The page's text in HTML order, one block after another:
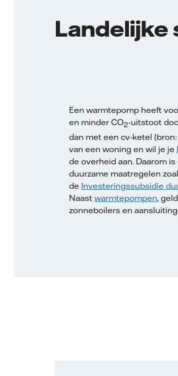
Landelijke
Een warmtepomp heeft
en minder CO2-uitstoot
dan met een cv-ketel (bron:
van een woning en wil je je
de overheid aan. Daarom
duurzame maatregelen
de Investeringssubsidie
Naast warmtepompen,
zonneboilers en